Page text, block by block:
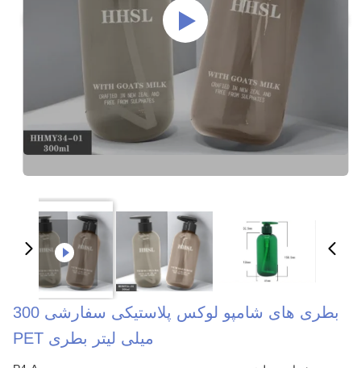
بطری های شامپو لوکس پلاستیکی سفارشی 300
میلی لیتر بطری PET